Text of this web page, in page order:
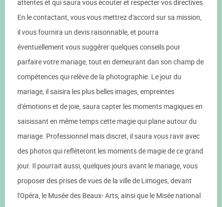
attentes et qui saura vous écouter et respecter vos directives.
En le contactant, vous vous mettrez d'accord sur sa mission,
il vous fournira un devis raisonnable, et pourra
éventuellement vous suggérer quelques conseils pour
parfaire votre mariage, tout en demeurant dan son champ de
compétences qui relève de la photographie. Le jour du
mariage, il saisira les plus belles images, empreintes
d'émotions et de joie, saura capter les moments magiques en
saisissant en même temps cette magie qui plane autour du
mariage. Professionnel mais discret, il saura vous ravir avec
des photos qui reflèteront les moments de magie de ce grand
jour. Il pourrait aussi, quelques jours avant le mariage, vous
proposer des prises de vues de la ville de Limoges, devant
l'Opéra, le Musée des Beaux- Arts, ainsi que le Misée national